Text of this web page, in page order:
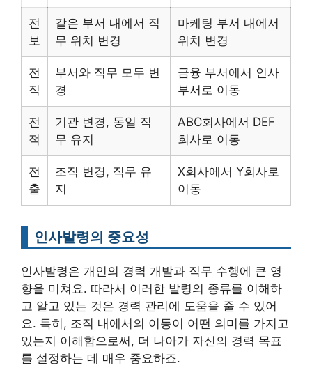
전
보
같은 부서 내에서 직
무 위치 변경
마케팅 부서 내에서
위치 변경
전
직
부서와 직무 모두 변
경
금융 부서에서 인사
부서로 이동
전
적
기관 변경, 동일 직
무 유지
ABC회사에서 DEF
회사로 이동
전
출
조직 변경, 직무 유
지
X회사에서 Y회사로
이동
인사발령의 중요성
인사발령은 개인의 경력 개발과 직무 수행에 큰 영
향을 미쳐요. 따라서 이러한 발령의 종류를 이해하
고 알고 있는 것은 경력 관리에 도움을 줄 수 있어
요. 특히, 조직 내에서의 이동이 어떤 의미를 가지고
있는지 이해함으로써, 더 나아가 자신의 경력 목표
를 설정하는 데 매우 중요하죠.